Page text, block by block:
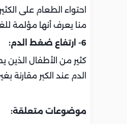
احتواء الطعام على
منا يعرف أنها مؤلمة
6- ارتفاع ضغط الدم:
كثير من الأطفال
الدم عند الكبر مقارنة
موضوعات متعلقة: